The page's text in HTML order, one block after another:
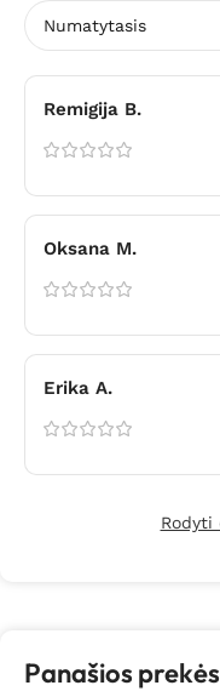
Remigija B.
Oksana M.
Erika A.
Rodyti
Panašios prekės